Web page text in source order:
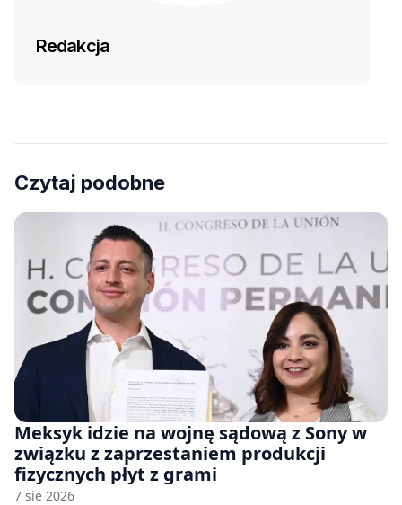
Redakcja
Czytaj podobne
Meksyk idzie na wojnę sądową z Sony w
związku z zaprzestaniem produkcji
fizycznych płyt z grami
7 sie 2026